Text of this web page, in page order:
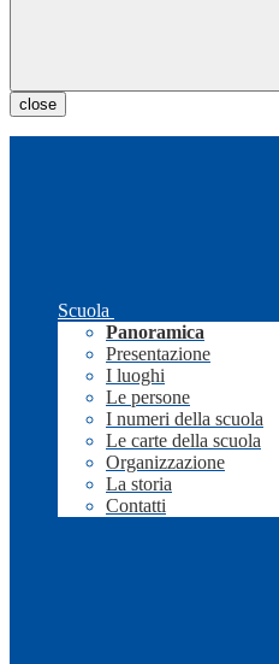
close
Scuola
Panoramica
Presentazione
I luoghi
Le persone
I numeri della scuola
Le carte della scuola
Organizzazione
La storia
Contatti